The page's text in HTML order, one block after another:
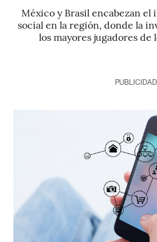
México y Brasil encabezan
social en la región, donde la
los mayores jugadores de
PUBLICIDAD